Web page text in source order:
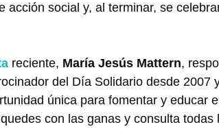
acción social y, al terminar, se
reciente, María Jesús Mattern,
del Día Solidario desde 2007
única para fomentar y educar
con las ganas y consulta todas